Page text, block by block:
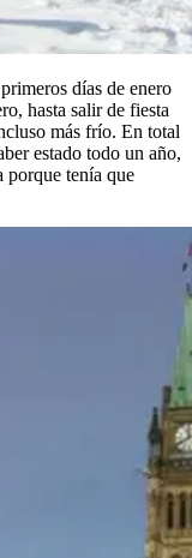
días de enero
hasta salir de fiesta
más frío. En total
estado todo un año,
porque tenía que